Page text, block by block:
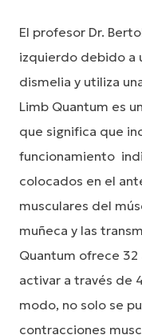
El profesor Dr.
izquierdo debido a
dismelia y utiliza
Limb Quantum es
que significa que
funcionamiento
colocados en el
musculares del
muñeca y las
Quantum ofrece
activar a través de
modo, no solo se
contracciones